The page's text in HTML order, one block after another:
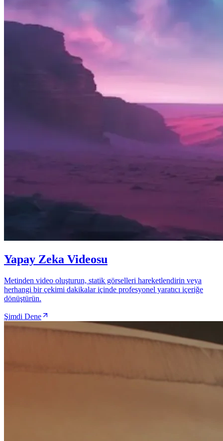
Yapay Zeka Videosu
Metinden video oluşturun, statik görselleri hareketlendirin veya
herhangi bir çekimi dakikalar içinde profesyonel yaratıcı içeriğe
dönüştürün.
Şimdi Dene